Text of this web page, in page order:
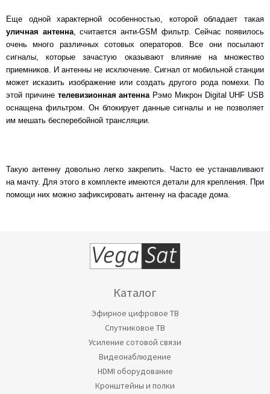
Еще одной характерной особенностью, которой обладает такая
уличная антенна, считается анти-GSM фильтр. Сейчас появилось
очень много различных сотовых операторов. Все они посылают
сигналы, которые зачастую оказывают влияние на множество
приемников. И антенны не исключение. Сигнал от мобильной станции
может исказить изображение или создать другого рода помехи. По
этой причине телевизионная антеннаРэмо Микрон Digital UHF USB
оснащена фильтром. Он блокирует данные сигналы и не позволяет
им мешать бесперебойной трансляции.
Такую антенну довольно легко закрепить. Часто ее устанавливают
на мачту. Для этого в комплекте имеются детали для крепления. При
помощи них можно зафиксировать антенну на фасаде дома.
Каталог
Эфирное цифровое ТВ
Спутниковое ТВ
Усиление сотовой связи
Видеонаблюдение
HDMI оборудование
Кронштейны и полки